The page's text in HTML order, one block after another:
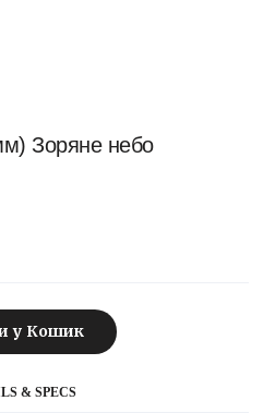
Зоряне небо
у Кошик
& SPECS